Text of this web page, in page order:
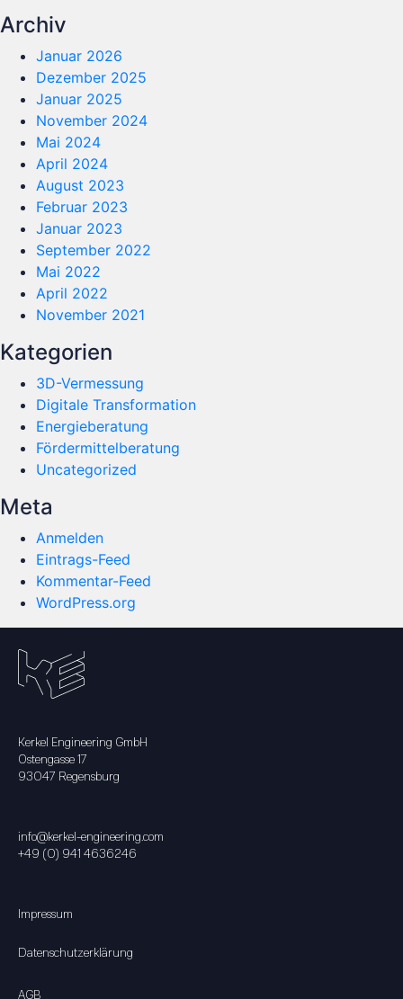
Archiv
Januar 2026
Dezember 2025
Januar 2025
November 2024
Mai 2024
April 2024
August 2023
Februar 2023
Januar 2023
September 2022
Mai 2022
April 2022
November 2021
Kategorien
3D-Vermessung
Digitale Transformation
Energieberatung
Fördermittelberatung
Uncategorized
Meta
Anmelden
Eintrags-Feed
Kommentar-Feed
WordPress.org
Kerkel Engineering GmbH
Ostengasse 17
93047 Regensburg
+49 (0) 941 4636246
info@kerkel-engineering.com
Impressum
Datenschutzerklärung
AGB